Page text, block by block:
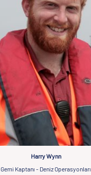
Harry Wynn
Gemi Kaptanı - Deniz Operasyonları